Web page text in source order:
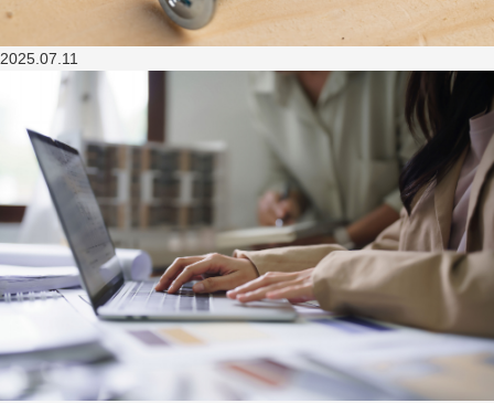
2025.07.11